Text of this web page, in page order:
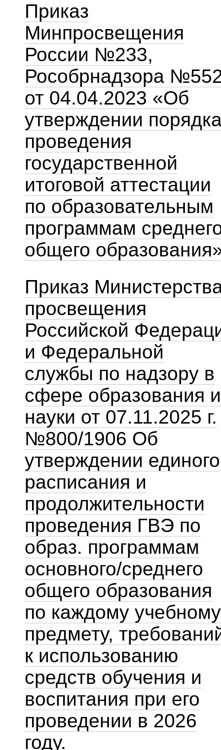
Приказ
Минпросвещения
России №233,
Рособрнадзора
от 04.04.2023 «Об
утверждении
проведения
государственной
итоговой аттестации
по образовательным
программам
общего
Приказ
просвещения
Российской
и Федеральной
службы по надзору в
сфере образования и
науки от 07.11.2025 г.
№800/1906 Об
утверждении единого
расписания и
продолжительности
проведения ГВЭ по
образ. программам
основного/среднего
общего образования
по каждому учебному
предмету,
к использованию
средств обучения и
воспитания при его
проведении в 2026
году.